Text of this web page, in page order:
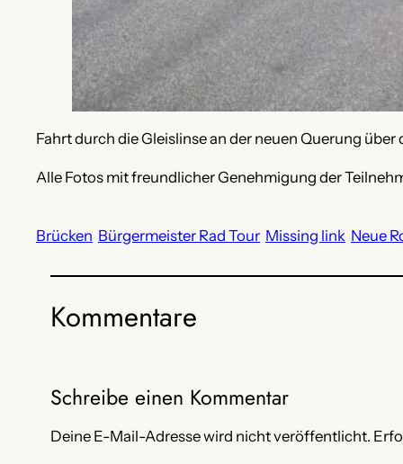
Fahrt durch die Gleislinse an der neuen Querung über
Alle Fotos mit freundlicher Genehmigung der
Brücken Bürgermeister Rad Tour Missing link Neue
Kommentare
Schreibe einen Kommentar
Deine E-Mail-Adresse wird nicht veröffentlicht.